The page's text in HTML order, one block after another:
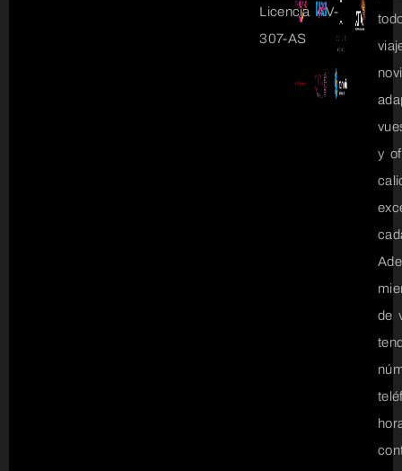
Licencia AV-
307-AS
y
de